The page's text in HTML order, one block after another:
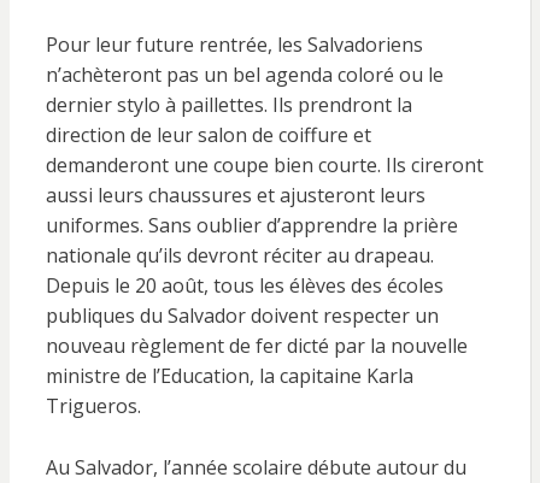
Pour leur future rentrée, les Salvadoriens
n’achèteront pas un bel agenda coloré ou le
dernier stylo à paillettes. Ils prendront la
direction de leur salon de coiffure et
demanderont une coupe bien courte. Ils cireront
aussi leurs chaussures et ajusteront leurs
uniformes. Sans oublier d’apprendre la prière
nationale qu’ils devront réciter au drapeau.
Depuis le 20 août, tous les élèves des écoles
publiques du Salvador doivent respecter un
nouveau règlement de fer dicté par la nouvelle
ministre de l’Education, la capitaine Karla
Trigueros.
Au Salvador, l’année scolaire débute autour du